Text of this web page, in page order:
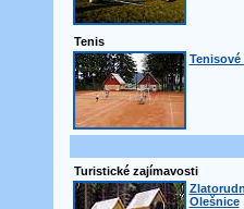
Tenis
Turistické zajímavosti
Olešnice